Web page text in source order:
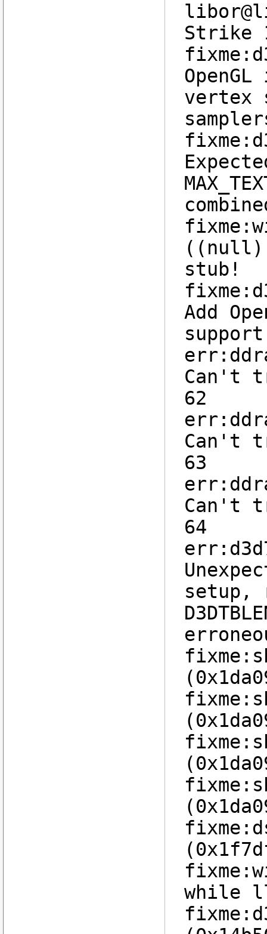
Strike
vertex
stub!
Add
Can't
62
Can't
63
Can't
64
setup,
while